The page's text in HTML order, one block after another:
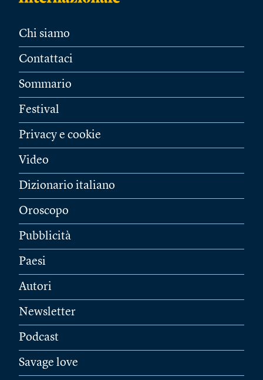
Chi siamo
Contattaci
Sommario
Festival
Privacy e cookie
Video
Dizionario italiano
Oroscopo
Pubblicità
Paesi
Autori
Newsletter
Podcast
Savage love